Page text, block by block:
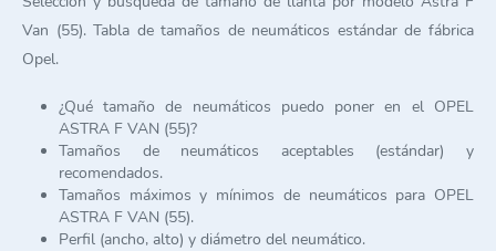
Van (55). Tabla de tamaños de neumáticos estándar de fábrica
Opel.
¿Qué tamaño de neumáticos puedo poner en el OPEL
ASTRA F VAN (55)?
Tamaños de neumáticos aceptables (estándar) y
recomendados.
Tamaños máximos y mínimos de neumáticos para OPEL
ASTRA F VAN (55).
Perfil (ancho, alto) y diámetro del neumático.